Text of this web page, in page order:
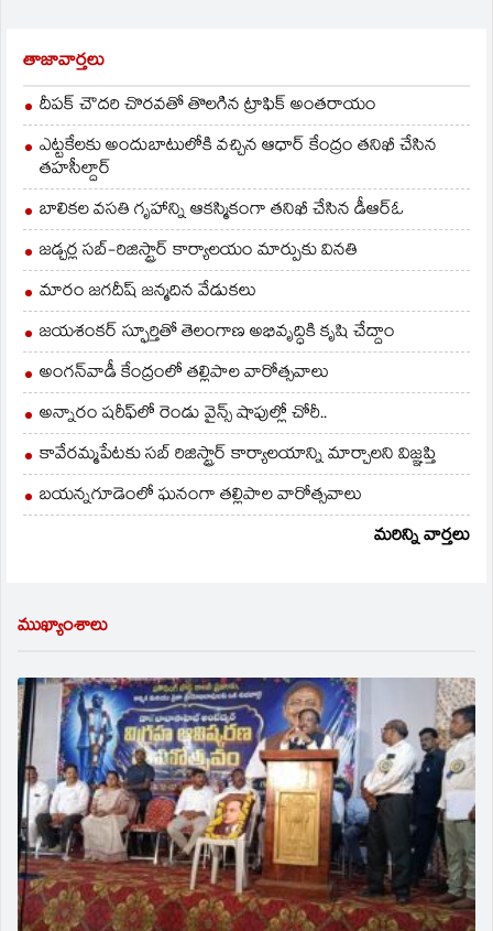
తాజావార్తలు
దీపక్ చౌదరి చొరవతో తొలగిన ట్రాఫిక్‌ అంతరాయం
ఎట్టకేలకు అందుబాటులోకి వచ్చిన ఆధార్ కేంద్రం తనిఖీ చేసిన
తహసీల్దార్
బాలికల వసతి గృహాన్ని ఆకస్మికంగా తనిఖీ చేసిన డీఆర్ఓ
జడ్చర్ల సబ్-రిజిస్ట్రార్ కార్యాలయం మార్పుకు వినతి
మారం జగదీష్ జన్మదిన వేడుకలు
జయశంకర్ స్ఫూర్తితో తెలంగాణ అభివృద్ధికి కృషి చేద్దాం
అంగన్‌వాడీ కేంద్రంలో తల్లిపాల వారోత్సవాలు
అన్నారం షరీఫ్‌లో రెండు వైన్స్ షాపుల్లో చోరీ..
కావేరమ్మపేటకు సబ్ రిజిస్ట్రార్ కార్యాలయాన్ని మార్చాలని విజ్ఞప్తి
బయన్నగూడెంలో ఘనంగా తల్లిపాల వారోత్సవాలు
మరిన్ని వార్తలు
ముఖ్యాంశాలు